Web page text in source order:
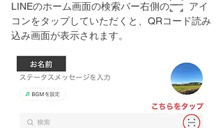
LINEのホーム画面の検索バー右側の アイ
コンをタップしていただくと、QRコード読み
込み画面が表示されます。